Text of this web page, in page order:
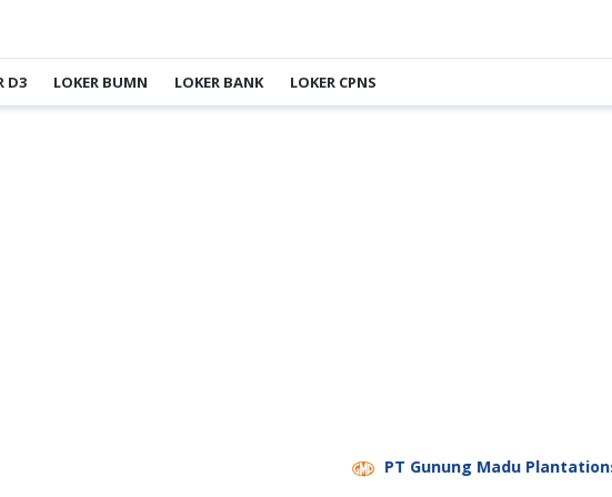
D3 LOKER BUMN LOKER BANK LOKER CPNS
PT Gunung Madu Plantations